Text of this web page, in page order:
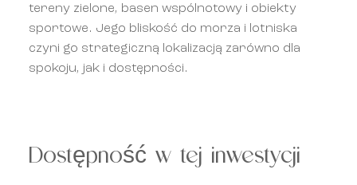
tereny zielone, basen wspólnotowy i obiekty
sportowe. Jego bliskość do morza i lotniska
czyni go strategiczną lokalizacją zarówno dla
spokoju, jak i dostępności.
Dostępność w tej inwestycji